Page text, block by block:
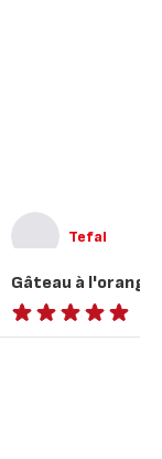
Tefal
Gâteau à l'orange
ratings.NaN